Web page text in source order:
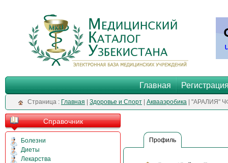
Главная
Cтраница : Главная Здоровье и Спорт Аквааэробика | "АРАЛИЯ"
Справочник
Болезни
Диеты
Лекарства
Профиль